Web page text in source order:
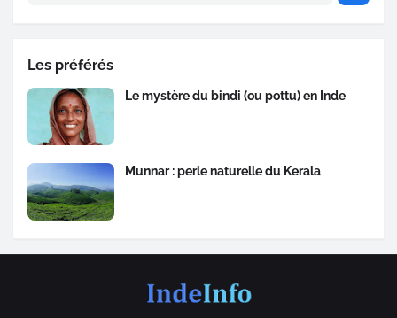
Les préférés
Le mystère du bindi (ou pottu) en Inde
Munnar : perle naturelle du Kerala